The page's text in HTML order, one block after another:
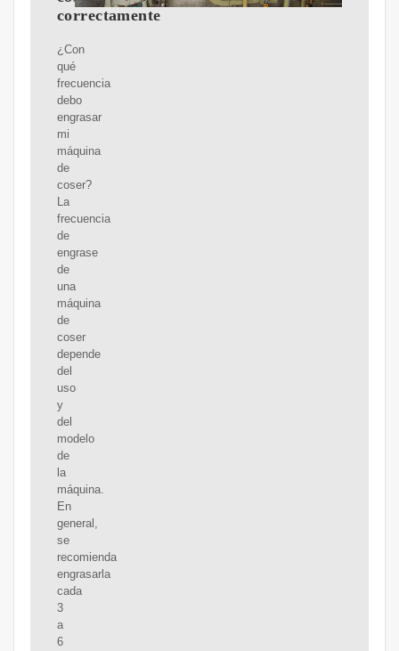
correctamente
¿Con
qué
frecuencia
debo
engrasar
mi
máquina
de
coser?
La
frecuencia
de
engrase
de
una
máquina
de
coser
depende
del
uso
y
del
modelo
de
la
máquina.
En
general,
se
recomienda
engrasarla
cada
3
a
6